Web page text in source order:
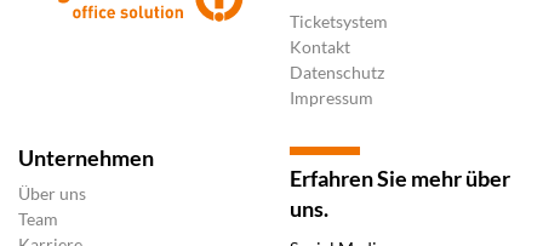
Ticketsystem
Kontakt
Datenschutz
Impressum
Unternehmen
Über uns
Team
Erfahren Sie mehr über
uns.